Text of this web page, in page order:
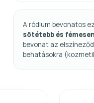
A ródium bevonatos
sötétebb és
bevonat az
behatásokra